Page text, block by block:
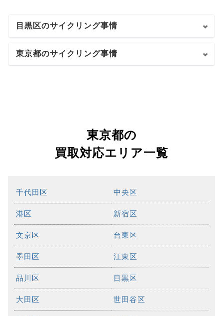
目黒区のサイクリング事情
東京都のサイクリング事情
東京都の
買取対応エリア一覧
千代田区 中央区
港区 新宿区
文京区 台東区
墨田区 江東区
品川区 目黒区
大田区 世田谷区